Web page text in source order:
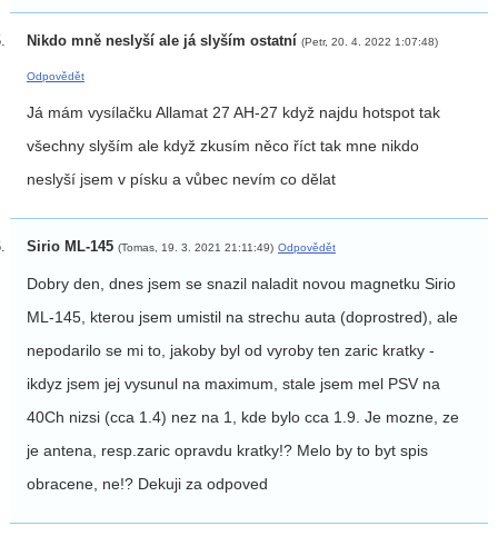
Nikdo mně neslyší ale já slyším ostatní (Petr, 20. 4. 2022 1:07:48)
Odpovědět
Já mám vysílačku Allamat 27 AH-27 když najdu hotspot tak
všechny slyším ale když zkusím něco říct tak mne nikdo
neslyší jsem v písku a vůbec nevím co dělat
Sirio ML-145 (Tomas, 19. 3. 2021 21:11:49) Odpovědět
Dobry den, dnes jsem se snazil naladit novou magnetku Sirio
ML-145, kterou jsem umistil na strechu auta (doprostred), ale
nepodarilo se mi to, jakoby byl od vyroby ten zaric kratky -
ikdyz jsem jej vysunul na maximum, stale jsem mel PSV na
40Ch nizsi (cca 1.4) nez na 1, kde bylo cca 1.9. Je mozne, ze
je antena, resp.zaric opravdu kratky!? Melo by to byt spis
obracene, ne!? Dekuji za odpoved